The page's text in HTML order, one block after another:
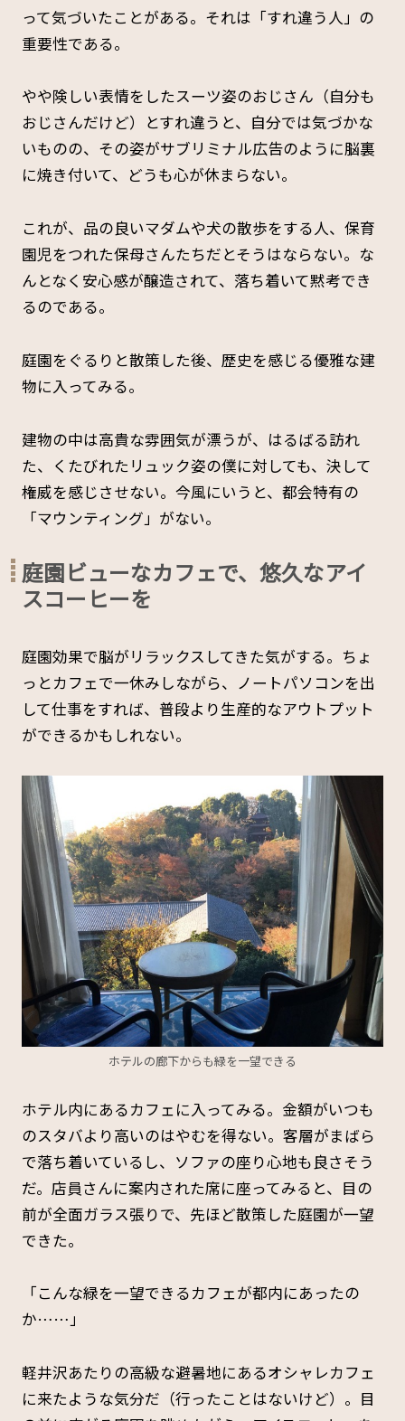
って気づいたことがある。それは「すれ違う人」の
重要性である。
やや険しい表情をしたスーツ姿のおじさん（自分も
おじさんだけど）とすれ違うと、自分では気づかな
いものの、その姿がサブリミナル広告のように脳裏
に焼き付いて、どうも心が休まらない。
これが、品の良いマダムや犬の散歩をする人、保育
園児をつれた保母さんたちだとそうはならない。な
んとなく安心感が醸造されて、落ち着いて黙考でき
るのである。
庭園をぐるりと散策した後、歴史を感じる優雅な建
物に入ってみる。
建物の中は高貴な雰囲気が漂うが、はるばる訪れ
た、くたびれたリュック姿の僕に対しても、決して
権威を感じさせない。今風にいうと、都会特有の
「マウンティング」がない。
庭園ビューなカフェで、悠久なアイ
スコーヒーを
庭園効果で脳がリラックスしてきた気がする。ちょ
っとカフェで一休みしながら、ノートパソコンを出
して仕事をすれば、普段より生産的なアウトプット
ができるかもしれない。
ホテルの廊下からも緑を一望できる
ホテル内にあるカフェに入ってみる。金額がいつも
のスタバより高いのはやむを得ない。客層がまばら
で落ち着いているし、ソファの座り心地も良さそう
だ。店員さんに案内された席に座ってみると、目の
前が全面ガラス張りで、先ほど散策した庭園が一望
できた。
「こんな緑を一望できるカフェが都内にあったの
か……」
軽井沢あたりの高級な避暑地にあるオシャレカフェ
に来たような気分だ（行ったことはないけど）。目